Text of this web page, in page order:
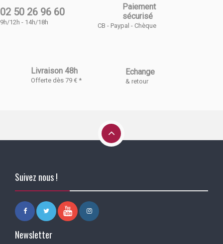
02 50 26 96 60
9h/12h - 14h/18h
Paiement
sécurisé
CB - Paypal - Chèque
Livraison 48h
Offerte dès 79 € *
Echange
& retour
Suivez nous !
Newsletter